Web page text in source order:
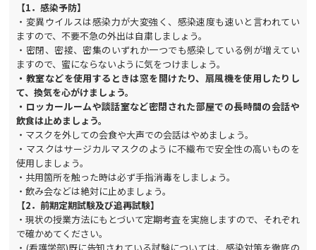
【1．感染予防】
・変異ウイルスは感染力が大変強く、感染速度も速いと言われてい
ますので、不要不急の外出は自粛しましょう。
・密閉、密接、密集のいずれか一つでも感染している例が増えてい
ますので、蜜にならないように気をつけましょう。
・教室などを使用するときは窓を開けたり、扇風機を使用したりし
て、換気を心がけましょう。
・ロッカールームや談話室など密閉された部屋での長時間の会話や
飲食は止めましょう。
・マスクを外しての会食や大声での会話はやめましょう。
・マスクはサージカルマスクのように不織布で安全性の高いものを
使用しましょう。
・共用箇所を触った時は必ず手指消毒をしましょう。
・飲み会などは絶対に止めましょう。
【2．前期定期試験及び追再試験】
・現状の授業方法にもとづいて定期考査を実施しますので、それぞれ
で確かめてください。